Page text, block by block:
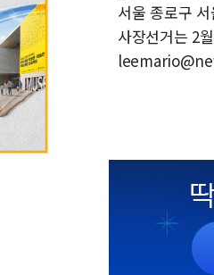
서울 종로구
사장선거는 2